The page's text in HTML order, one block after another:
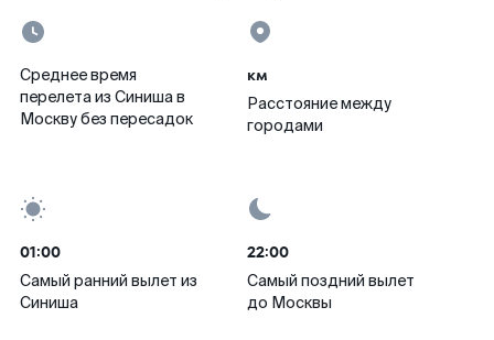
Среднее время
перелета из Синиша в
Москву без пересадок
км
Расстояние между
городами
01:00
Самый ранний вылет из
Синиша
22:00
Самый поздний вылет
до Москвы